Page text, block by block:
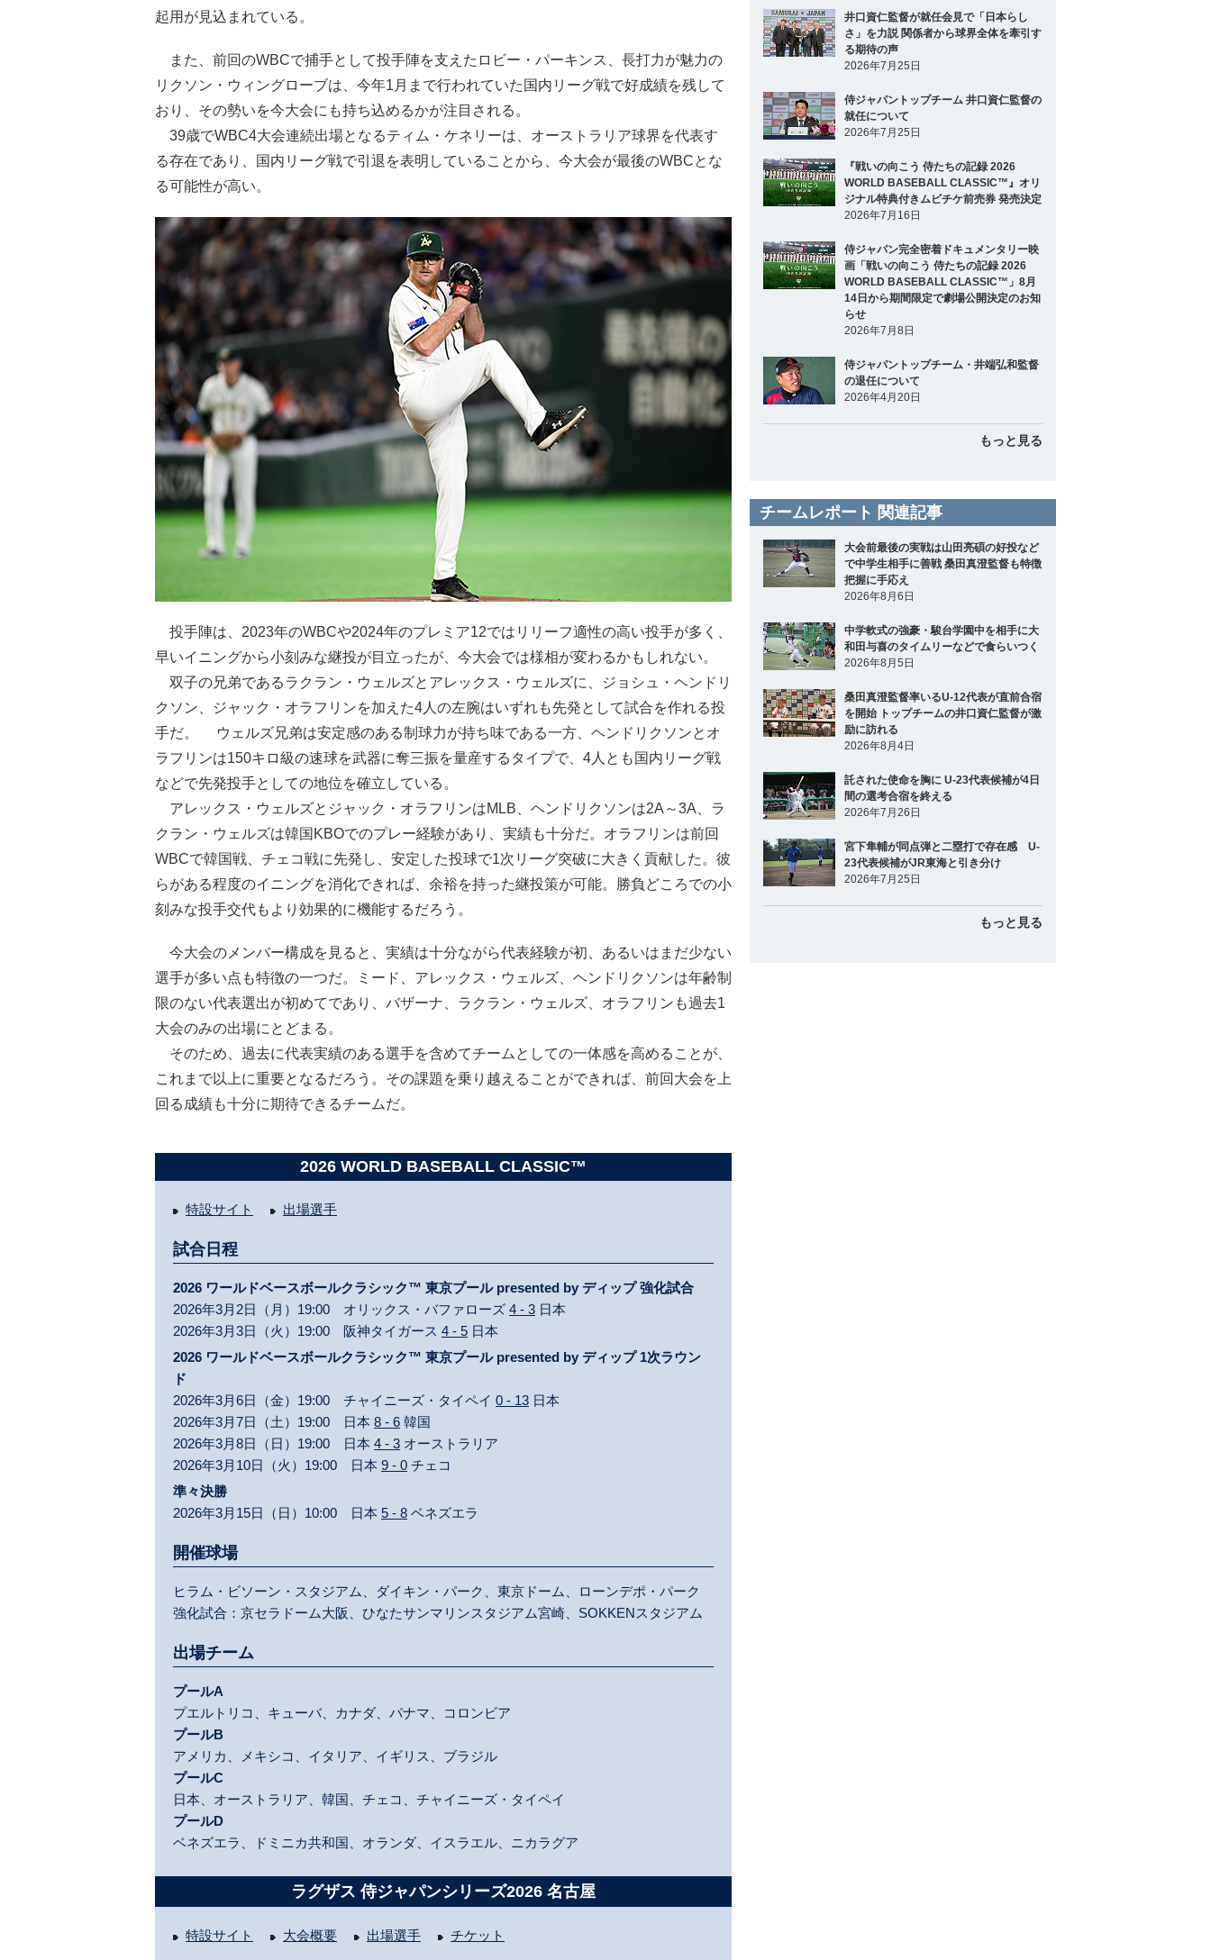
起用が見込まれている。
また、前回のWBCで捕手として投手陣を支えたロビー・パーキンス、長打力が魅力の
リクソン・ウィングローブは、今年1月まで行われていた国内リーグ戦で好成績を残して
おり、その勢いを今大会にも持ち込めるかが注目される。
39歳でWBC4大会連続出場となるティム・ケネリーは、オーストラリア球界を代表す
る存在であり、国内リーグ戦で引退を表明していることから、今大会が最後のWBCとな
る可能性が高い。
投手陣は、2023年のWBCや2024年のプレミア12ではリリーフ適性の高い投手が多く、
早いイニングから小刻みな継投が目立ったが、今大会では様相が変わるかもしれない。
双子の兄弟であるラクラン・ウェルズとアレックス・ウェルズに、ジョシュ・ヘンドリ
クソン、ジャック・オラフリンを加えた4人の左腕はいずれも先発として試合を作れる投
手だ。 ウェルズ兄弟は安定感のある制球力が持ち味である一方、ヘンドリクソンとオ
ラフリンは150キロ級の速球を武器に奪三振を量産するタイプで、4人とも国内リーグ戦
などで先発投手としての地位を確立している。
アレックス・ウェルズとジャック・オラフリンはMLB、ヘンドリクソンは2A～3A、ラ
クラン・ウェルズは韓国KBOでのプレー経験があり、実績も十分だ。オラフリンは前回
WBCで韓国戦、チェコ戦に先発し、安定した投球で1次リーグ突破に大きく貢献した。彼
らがある程度のイニングを消化できれば、余裕を持った継投策が可能。勝負どころでの小
刻みな投手交代もより効果的に機能するだろう。
今大会のメンバー構成を見ると、実績は十分ながら代表経験が初、あるいはまだ少ない
選手が多い点も特徴の一つだ。ミード、アレックス・ウェルズ、ヘンドリクソンは年齢制
限のない代表選出が初めてであり、バザーナ、ラクラン・ウェルズ、オラフリンも過去1
大会のみの出場にとどまる。
そのため、過去に代表実績のある選手を含めてチームとしての一体感を高めることが、
これまで以上に重要となるだろう。その課題を乗り越えることができれば、前回大会を上
回る成績も十分に期待できるチームだ。
2026 WORLD BASEBALL CLASSIC™
特設サイト 出場選手
試合日程
2026 ワールドベースボールクラシック™ 東京プール presented by ディップ 強化試合
2026年3月2日（月）19:00 オリックス・バファローズ 4 - 3 日本
2026年3月3日（火）19:00 阪神タイガース 4 - 5 日本
2026 ワールドベースボールクラシック™ 東京プール presented by ディップ 1次ラウン
ド
2026年3月6日（金）19:00 チャイニーズ・タイペイ 0 - 13 日本
2026年3月7日（土）19:00 日本 8 - 6 韓国
2026年3月8日（日）19:00 日本 4 - 3 オーストラリア
2026年3月10日（火）19:00 日本 9 - 0 チェコ
準々決勝
2026年3月15日（日）10:00 日本 5 - 8 ベネズエラ
開催球場
ヒラム・ビソーン・スタジアム、ダイキン・パーク、東京ドーム、ローンデポ・パーク
強化試合：京セラドーム大阪、ひなたサンマリンスタジアム宮崎、SOKKENスタジアム
出場チーム
プールA
プエルトリコ、キューバ、カナダ、パナマ、コロンビア
プールB
アメリカ、メキシコ、イタリア、イギリス、ブラジル
プールC
日本、オーストラリア、韓国、チェコ、チャイニーズ・タイペイ
プールD
ベネズエラ、ドミニカ共和国、オランダ、イスラエル、ニカラグア
ラグザス 侍ジャパンシリーズ2026 名古屋
特設サイト 大会概要 出場選手 チケット
井口資仁監督が就任会見で「日本らし
さ」を力説 関係者から球界全体を牽引す
る期待の声
2026年7月25日
侍ジャパントップチーム 井口資仁監督の
就任について
2026年7月25日
『戦いの向こう 侍たちの記録 2026
WORLD BASEBALL CLASSIC™』オリ
ジナル特典付きムビチケ前売券 発売決定
2026年7月16日
侍ジャパン完全密着ドキュメンタリー映
画「戦いの向こう 侍たちの記録 2026
WORLD BASEBALL CLASSIC™」8月
14日から期間限定で劇場公開決定のお知
らせ
2026年7月8日
侍ジャパントップチーム・井端弘和監督
の退任について
2026年4月20日
もっと見る
チームレポート 関連記事
大会前最後の実戦は山田亮碩の好投など
で中学生相手に善戦 桑田真澄監督も特徴
把握に手応え
2026年8月6日
中学軟式の強豪・駿台学園中を相手に大
和田与喜のタイムリーなどで食らいつく
2026年8月5日
桑田真澄監督率いるU-12代表が直前合宿
を開始 トップチームの井口資仁監督が激
励に訪れる
2026年8月4日
託された使命を胸に U-23代表候補が4日
間の選考合宿を終える
2026年7月26日
宮下隼輔が同点弾と二塁打で存在感 U-
23代表候補がJR東海と引き分け
2026年7月25日
もっと見る